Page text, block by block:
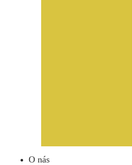
O nás